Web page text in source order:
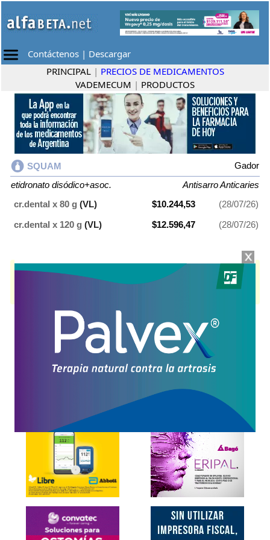
Contáctenos | Descargar
PRINCIPAL | PRECIOS DE MEDICAMENTOS
VADEMECUM | PRODUCTOS
SQUAM
Gador
etidronato disódico+asoc.
Antisarro Anticaries
cr.dental x 80 g (VL) $10.244,53
(28/07/26)
cr.dental x 120 g (VL) $12.596,47 (28/07/26)
SQUAMcontiene y se indica como Antisarro
. Es producido porGadory cuenta con 2 presentaciones
Otros productos con
etidronato disódico+asoc.
Otros productos de Gador